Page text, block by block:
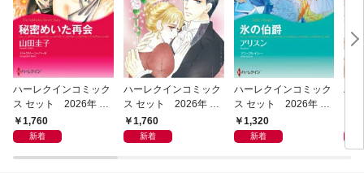
ハーレクインコミック
ス セット 2026年 vo
l.1080
1,760
新着
ハーレクインコミック
ス セット 2026年 vo
l.1077
1,760
新着
ハーレクインコミック
ス セット 2026年 vo
l.1009
1,320
新着
ハ